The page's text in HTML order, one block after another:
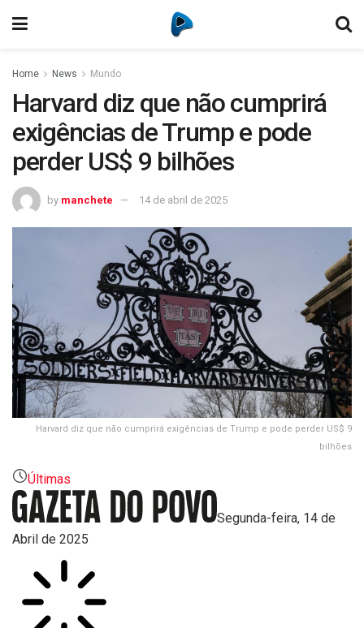
Home News Mundo
Harvard diz que não cumprirá
exigências de Trump e pode
perder US$ 9 bilhões
by manchete 14 de abril de 2025
Harvard diz que não cumprirá exigências de Trump e pode perder US$ 9
bilhões
Últimas
Segunda-feira, 14 de
Abril de 2025